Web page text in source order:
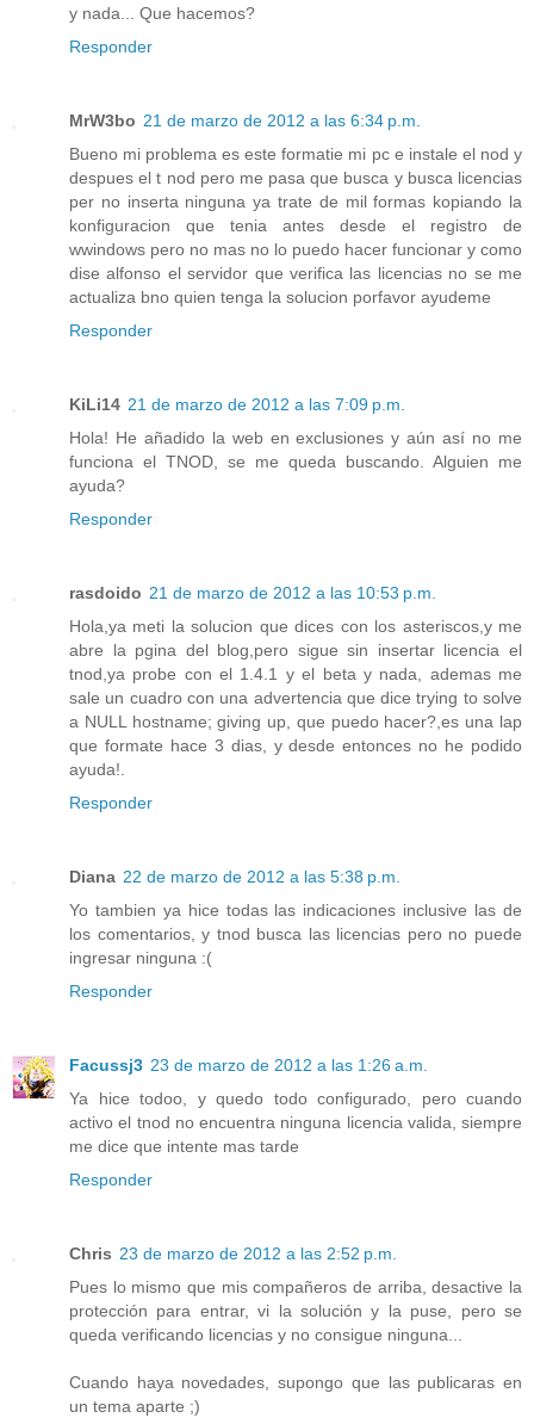
y nada... Que hacemos?
Responder
MrW3bo 21 de marzo de 2012 a las 6:34 p.m.
Bueno mi problema es este formatie mi pc e instale el nod y
despues el t nod pero me pasa que busca y busca licencias
per no inserta ninguna ya trate de mil formas kopiando la
konfiguracion que tenia antes desde el registro de
wwindows pero no mas no lo puedo hacer funcionar y como
dise alfonso el servidor que verifica las licencias no se me
actualiza bno quien tenga la solucion porfavor ayudeme
Responder
KiLi14 21 de marzo de 2012 a las 7:09 p.m.
Hola! He añadido la web en exclusiones y aún así no me
funciona el TNOD, se me queda buscando. Alguien me
ayuda?
Responder
rasdoido 21 de marzo de 2012 a las 10:53 p.m.
Hola,ya meti la solucion que dices con los asteriscos,y me
abre la pgina del blog,pero sigue sin insertar licencia el
tnod,ya probe con el 1.4.1 y el beta y nada, ademas me
sale un cuadro con una advertencia que dice trying to solve
a NULL hostname; giving up, que puedo hacer?,es una lap
que formate hace 3 dias, y desde entonces no he podido
ayuda!.
Responder
Diana 22 de marzo de 2012 a las 5:38 p.m.
Yo tambien ya hice todas las indicaciones inclusive las de
los comentarios, y tnod busca las licencias pero no puede
ingresar ninguna :(
Responder
Facussj3 23 de marzo de 2012 a las 1:26 a.m.
Ya hice todoo, y quedo todo configurado, pero cuando
activo el tnod no encuentra ninguna licencia valida, siempre
me dice que intente mas tarde
Responder
Chris 23 de marzo de 2012 a las 2:52 p.m.
Pues lo mismo que mis compañeros de arriba, desactive la
protección para entrar, vi la solución y la puse, pero se
queda verificando licencias y no consigue ninguna...
Cuando haya novedades, supongo que las publicaras en
un tema aparte ;)